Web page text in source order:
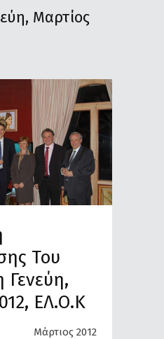
Μαρτίος
Του
Γενεύη,
ΕΛ.Ο.Κ
Μάρτιος 2012